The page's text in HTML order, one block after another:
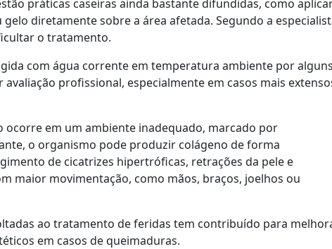
práticas caseiras ainda bastante difundidas, como
diretamente sobre a área afetada. Segundo a
o tratamento.
com água corrente em temperatura ambiente por
profissional, especialmente em casos mais
ocorre em um ambiente inadequado, marcado por
o organismo pode produzir colágeno de forma
de cicatrizes hipertróficas, retrações da pele e
maior movimentação, como mãos, braços, joelhos ou
ao tratamento de feridas tem contribuído para
em casos de queimaduras.